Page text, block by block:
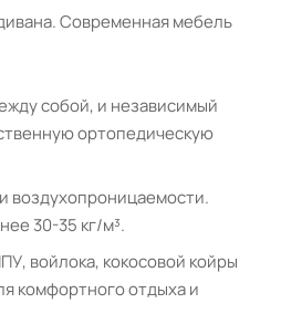
Современная мебель
собой, и независимый
ортопедическую
воздухопроницаемости.
30-35 кг/м³.
войлока, кокосовой койры
комфортного отдыха и